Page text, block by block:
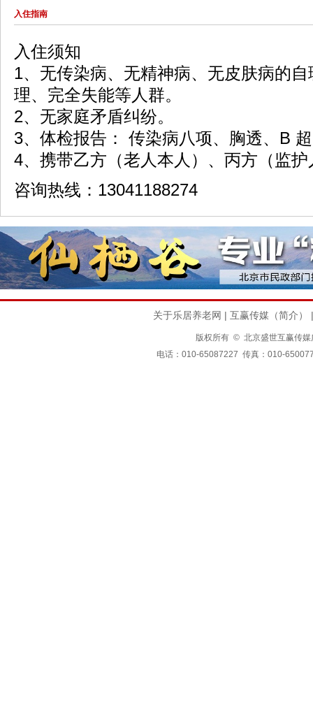
入住指南
入住须知
1、无传染病、无精神病、无皮肤病的
理、完全失能等人群。
2、无家庭矛盾纠纷。
3、体检报告： 传染病八项、胸透、B
4、携带乙方（老人本人）、丙方（监
咨询热线： 13041188274
关于乐居养老网 | 互赢传媒（简介）
版权所有 © 北京盛世互赢传
电话：010-65087227 传真：010-